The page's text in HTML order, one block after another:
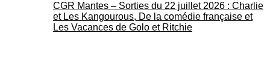
CGR Mantes – Sorties du 22 juillet 2026 : Charlie
et Les Kangourous, De la comédie française et
Les Vacances de Golo et Ritchie